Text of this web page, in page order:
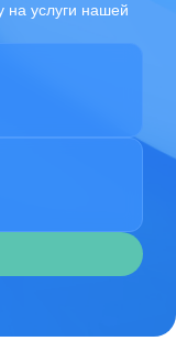
на услуги нашей